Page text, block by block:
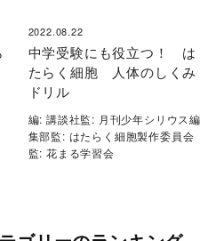
2022.08.22
中学受験にも役立つ！ は
たらく細胞 人体のしくみ
ドリル
編: 講談社監: 月刊少年シリウス編
集部監: はたらく細胞製作委員会
監: 花まる学習会